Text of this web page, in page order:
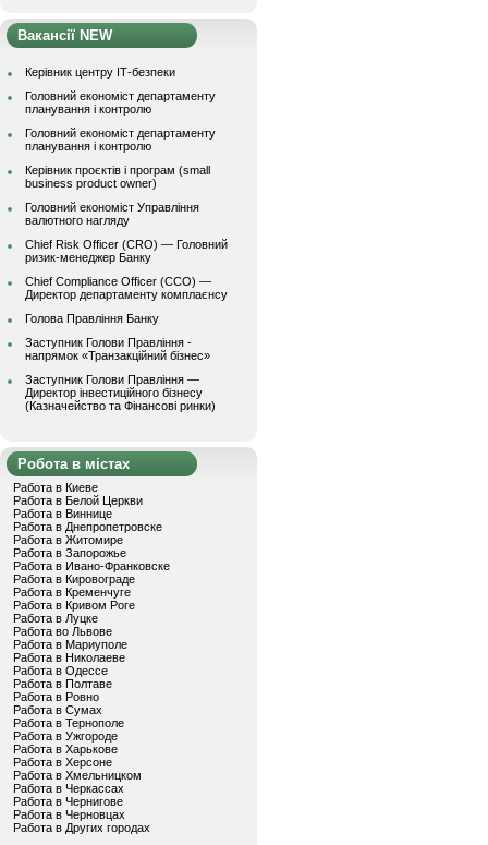
Вакансії NEW
Керівник центру ІТ-безпеки
Головний економіст департаменту
планування і контролю
Головний економіст департаменту
планування і контролю
Керівник проєктів і програм (small
business product owner)
Головний економіст Управління
валютного нагляду
Chief Risk Officer (CRO) — Головний
ризик-менеджер Банку
Chief Compliance Officer (CCO) —
Директор департаменту комплаєнсу
Голова Правління Банку
Заступник Голови Правління -
напрямок «Транзакційний бізнес»
Заступник Голови Правління —
Директор інвестиційного бізнесу
(Казначейство та Фінансові ринки)
Робота в містах
Работа в Киеве
Работа в Белой Церкви
Работа в Виннице
Работа в Днепропетровске
Работа в Житомире
Работа в Запорожье
Работа в Ивано-Франковске
Работа в Кировограде
Работа в Кременчуге
Работа в Кривом Роге
Работа в Луцке
Работа во Львове
Работа в Мариуполе
Работа в Николаеве
Работа в Одессе
Работа в Полтаве
Работа в Ровно
Работа в Сумах
Работа в Тернополе
Работа в Ужгороде
Работа в Харькове
Работа в Херсоне
Работа в Хмельницком
Работа в Черкассах
Работа в Чернигове
Работа в Черновцах
Работа в Других городах